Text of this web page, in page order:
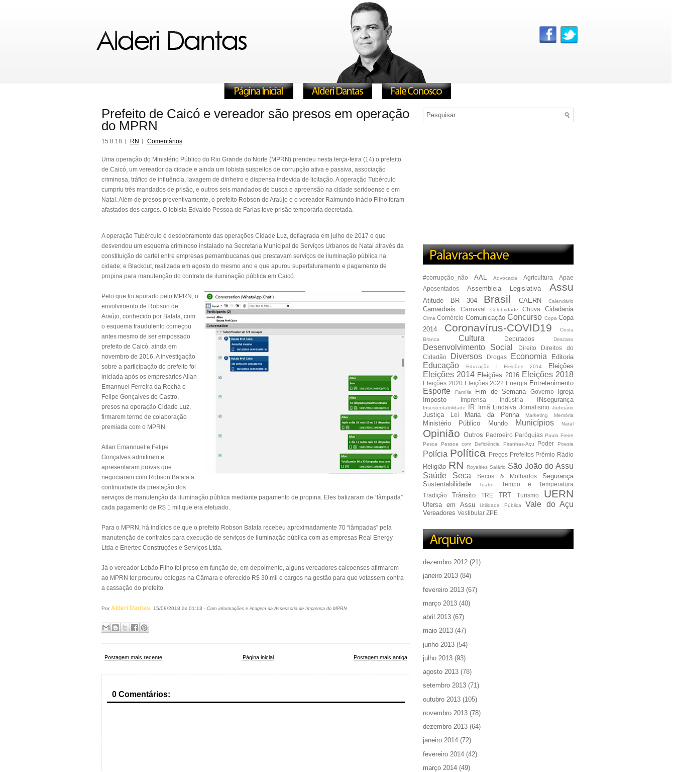
Prefeito de Caicó e vereador são presos em operação
do MPRN
15.8.18 RN Comentários
Uma operação do Ministério Público do Rio Grande do Norte (MPRN) prendeu nesta terça-feira (14) o prefeito
de Caicó, um vereador da cidade e ainda um lobista suspeitos de corrupção ativa e passiva, associação
criminosa, tráfico de influência, lavagem de dinheiro e dispensa indevida de licitação. A operação Tubérculo
cumpriu três mandados de prisão, e outros seis mandados de busca e apreensão na cidade seridoense e em
Natal. Além de presos preventivamente, o prefeito Robson de Araújo e o vereador Raimundo Inácio Filho foram
afastados dos cargos. O lobista Edvaldo Pessoa de Farias teve prisão temporária decretada.
A operação Tubérculo é desdobramento das operações Cidade Luz, deflagrada em julho de 2017 e que
desvendou um esquema criminoso instalado na Secretaria Municipal de Serviços Urbanos de Natal através da
constituição de cartel entre empresas pernambucanas que prestavam serviços de iluminação pública na
cidade; e Blackout, realizada em agosto do mesmo ano e que apurou superfaturamento e pagamento de
propina para manutenção do contrato de iluminação pública em Caicó.
Pelo que foi apurado pelo MPRN, o
envolvimento de Robson de
Araújo, conhecido por Batata, com
o esquema fraudulento começou
antes mesmo de ser empossado
prefeito de Caicó, ainda em
novembro de 2016. A investigação
sobre a participação do prefeito foi
iniciada após os empresários Allan
Emannuel Ferreira da Rocha e
Felipe Gonçalves de Castro,
presos na operação Cidade Luz,
firmarem termo de colaboração
premiada com o MPRN.
Allan Emannuel e Felipe
Gonçalves admitiram e
apresentaram provas que
negociaram com Robson Batata a
continuidade da prestação dos
serviços de manutenção da iluminação pública mediante pagamento de propina. Eles batizaram de “lâmpada”
cada pagamento de R$ 1 mil que era efetuado.
Para o MPRN, há indícios de que o prefeito Robson Batata recebeu aproximadamente 70 “lâmpadas” pela
manutenção de contratos para execução de serviços de iluminação pública com as empresas Real Energy
Ltda e Enertec Construções e Serviços Ltda.
Já o vereador Lobão Filho foi preso em função de, em depoimento, alguns vereadores caicoenses afirmarem
ao MPRN ter procurou colegas na Câmara e oferecido R$ 30 mil e cargos na gestão para que votassem contra
a cassação do prefeito.
Por Alderi Dantas , 15/08/2018 às 01:13 - Com informações e imagem da Assessoria de Imprensa do MPRN
Postagem mais recente Postagem mais antiga
Página inicial
0 Comentários:
#corrupção_não AAL Advocacia Agricultura
Apae
Aposentados
Assembleia Legislativa Assu
Atitude BR 304 Brasil CAERN Calendário
Carnaubais Carnaval Celebridade Chuva Cidadania
Clima Comércio Comunicação Concurso Copa Copa
2014
Coronavírus-COVID19
Costa
Branca
Cultura Deputados Descaso
Desenvolvimento Social Direito
Direitos do
Cidadão
Diversos Drogas Economia Editoria
Educação Educação I Eleições 2014 Eleições
Eleições 2014 Eleições 2016 Eleições 2018
Eleições 2020 Eleições 2022 Energia Entretenimento
Esporte Família Fim de Semana Governo
Igreja
Imposto
Imprensa Indústria INsegurança
Insustentabilidade IR Irmã Lindalva Jornalismo Judiciário
Justiça Lei Maria da Penha Marketing Memória
Ministério Público Mundo Municípios Natal
Opinião Outros Padroeiro Paróquias Paulo Freire
Pesca
Pessoa com Deficiência Piranhas-Açu Poder Poesia
Polícia Política Preços Prefeitos Prêmio Rádio
Religião RN Royalties Salário São João do Assu
Saúde
Seca Secos & Molhados
Segurança
Sustentabilidade
Teatro
Tempo e Temperatura
Tradição
Trânsito TRE TRT Turismo UERN
Ufersa em Assu Utilidade Pública Vale do Açu
Vereadores Vestibular ZPE
dezembro 2012 (21)
janeiro 2013 (84)
fevereiro 2013 (67)
março 2013 (40)
abril 2013 (67)
maio 2013 (47)
junho 2013 (54)
julho 2013 (93)
agosto 2013 (78)
setembro 2013 (71)
outubro 2013 (105)
novembro 2013 (78)
dezembro 2013 (64)
janeiro 2014 (72)
fevereiro 2014 (42)
março 2014 (49)